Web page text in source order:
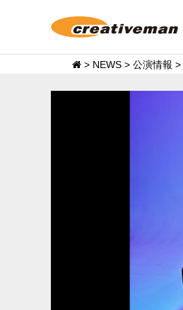
> NEWS > 公演情報 >